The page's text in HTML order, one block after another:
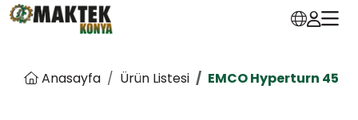
Anasayfa Ürün Listesi EMCO Hyperturn 45